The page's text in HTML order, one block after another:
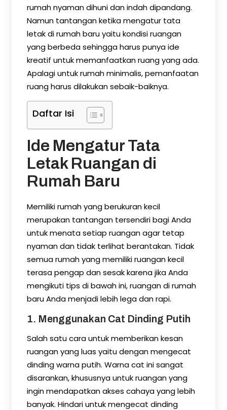
rumah nyaman dihuni dan indah dipandang.
Namun tantangan ketika mengatur tata
letak di rumah baru yaitu kondisi ruangan
yang berbeda sehingga harus punya ide
kreatif untuk memanfaatkan ruang yang ada.
Apalagi untuk rumah minimalis, pemanfaatan
ruang harus dilakukan sebaik-baiknya.
Daftar Isi
Ide Mengatur Tata
Letak Ruangan di
Rumah Baru
Memiliki rumah yang berukuran kecil
merupakan tantangan tersendiri bagi Anda
untuk menata setiap ruangan agar tetap
nyaman dan tidak terlihat berantakan. Tidak
semua rumah yang memiliki ruangan kecil
terasa pengap dan sesak karena jika Anda
mengikuti tips di bawah ini, ruangan di rumah
baru Anda menjadi lebih lega dan rapi.
1. Menggunakan Cat Dinding Putih
Salah satu cara untuk memberikan kesan
ruangan yang luas yaitu dengan mengecat
dinding warna putih. Warna cat ini sangat
disarankan, khususnya untuk ruangan yang
ingin mendapatkan akses cahaya yang lebih
banyak. Hindari untuk mengecat dinding